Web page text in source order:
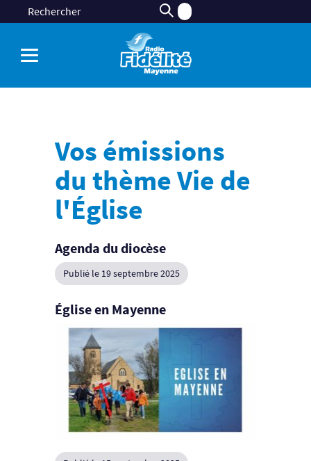
Vos émissions
du thème Vie de
l'Église
Agenda du diocèse
Publié le 19 septembre 2025
Église en Mayenne